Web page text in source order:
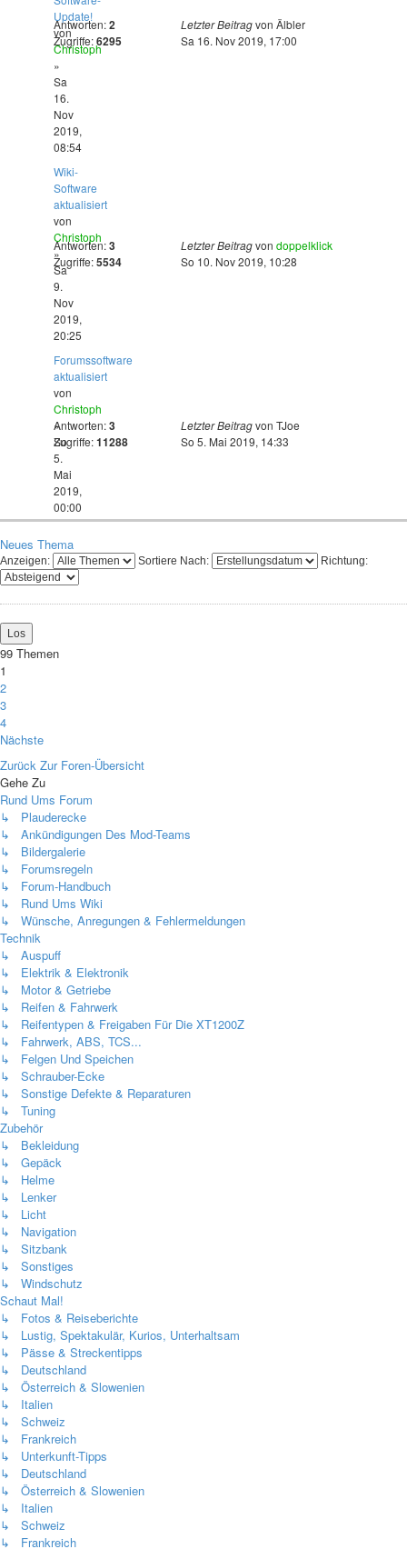
Update!
von
Christoph
»
Sa
16.
Nov
2019,
08:54
Antworten:2
Zugriffe:6295
Letzter Beitragvon Älbler
Sa 16. Nov 2019, 17:00
Wiki-
Software
aktualisiert
von
Christoph
»
Sa
9.
Nov
2019,
20:25
Antworten:3
Zugriffe:5534
Letzter Beitragvon doppelklick
So 10. Nov 2019, 10:28
Forumssoftware
aktualisiert
von
Christoph
»
So
5.
Mai
2019,
00:00
Antworten:3
Zugriffe:11288
Letzter Beitragvon TJoe
So 5. Mai 2019, 14:33
Neues Thema
Anzeigen: Sortiere Nach: Richtung:
99 Themen
1
2
3
4
Nächste
Zurück Zur Foren-Übersicht
Gehe Zu
Rund Ums Forum
↳ Plauderecke
↳ Ankündigungen Des Mod-Teams
↳ Bildergalerie
↳ Forumsregeln
↳ Forum-Handbuch
↳ Rund Ums Wiki
↳ Wünsche, Anregungen & Fehlermeldungen
Technik
↳ Auspuff
↳ Elektrik & Elektronik
↳ Motor & Getriebe
↳ Reifen & Fahrwerk
↳ Reifentypen & Freigaben Für Die XT1200Z
↳ Fahrwerk, ABS, TCS...
↳ Felgen Und Speichen
↳ Schrauber-Ecke
↳ Sonstige Defekte & Reparaturen
↳ Tuning
Zubehör
↳ Bekleidung
↳ Gepäck
↳ Helme
↳ Lenker
↳ Licht
↳ Navigation
↳ Sitzbank
↳ Sonstiges
↳ Windschutz
Schaut Mal!
↳ Fotos & Reiseberichte
↳ Lustig, Spektakulär, Kurios, Unterhaltsam
↳ Pässe & Streckentipps
↳ Deutschland
↳ Österreich & Slowenien
↳ Italien
↳ Schweiz
↳ Frankreich
↳ Unterkunft-Tipps
↳ Deutschland
↳ Österreich & Slowenien
↳ Italien
↳ Schweiz
↳ Frankreich